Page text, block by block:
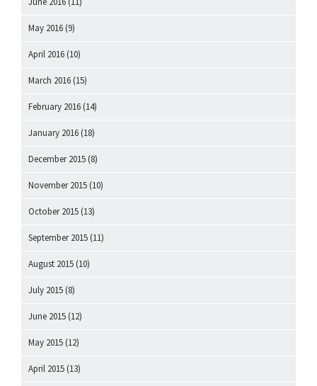
May 2016 (9)
April 2016 (10)
March 2016 (15)
February 2016 (14)
January 2016 (18)
December 2015 (8)
November 2015 (10)
October 2015 (13)
September 2015 (11)
August 2015 (10)
July 2015 (8)
June 2015 (12)
May 2015 (12)
April 2015 (13)